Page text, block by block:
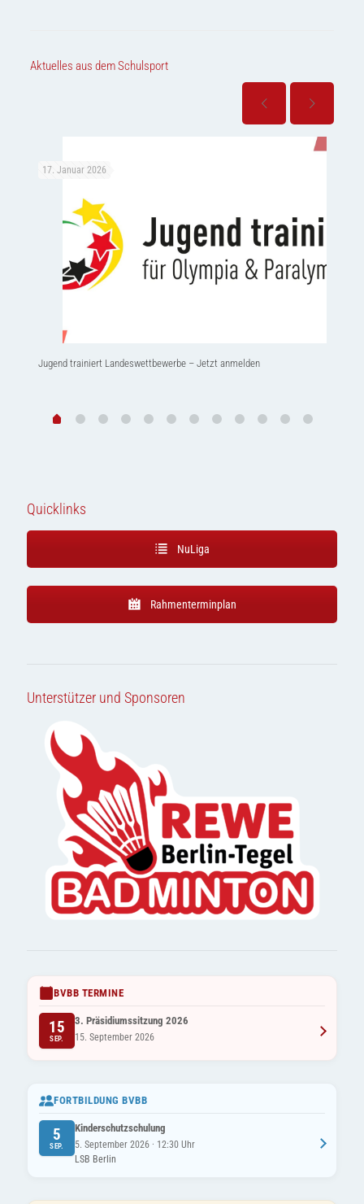
Aktuelles aus dem Schulsport
17. Januar 2026
Jugend trainiert Landeswettbewerbe – Jetzt anmelden
Quicklinks
NuLiga
Rahmenterminplan
Unterstützer und Sponsoren
BVBB TERMINE
15
SEP.
3. Präsidiumssitzung 2026
15. September 2026
FORTBILDUNG BVBB
5
SEP.
Kinderschutzschulung
5. September 2026 · 12:30 Uhr
LSB Berlin